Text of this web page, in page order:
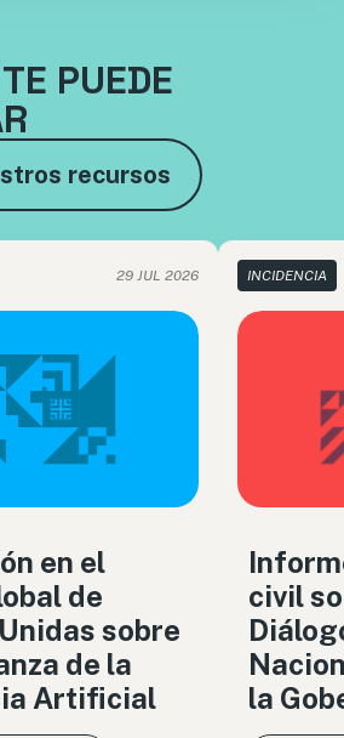
TE PUEDE
recursos
29 JUL 2026
en el
de
sobre
de la
Artificial
INCIDENCIA
civil
la